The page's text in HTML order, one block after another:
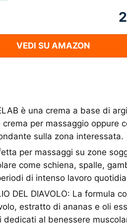
VEDI SU AMAZON
è una crema a base di
per massaggio oppure
sulla zona interessata.
per massaggi su zone
come schiena, spalle,
di intenso lavoro
DEL DIAVOLO: La formula
estratto di ananas e oli
al benessere